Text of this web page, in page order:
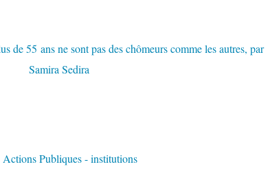
Actions Publiques - institutions